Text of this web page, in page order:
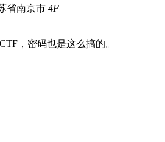
省南京市 4F
，密码也是这么搞的。